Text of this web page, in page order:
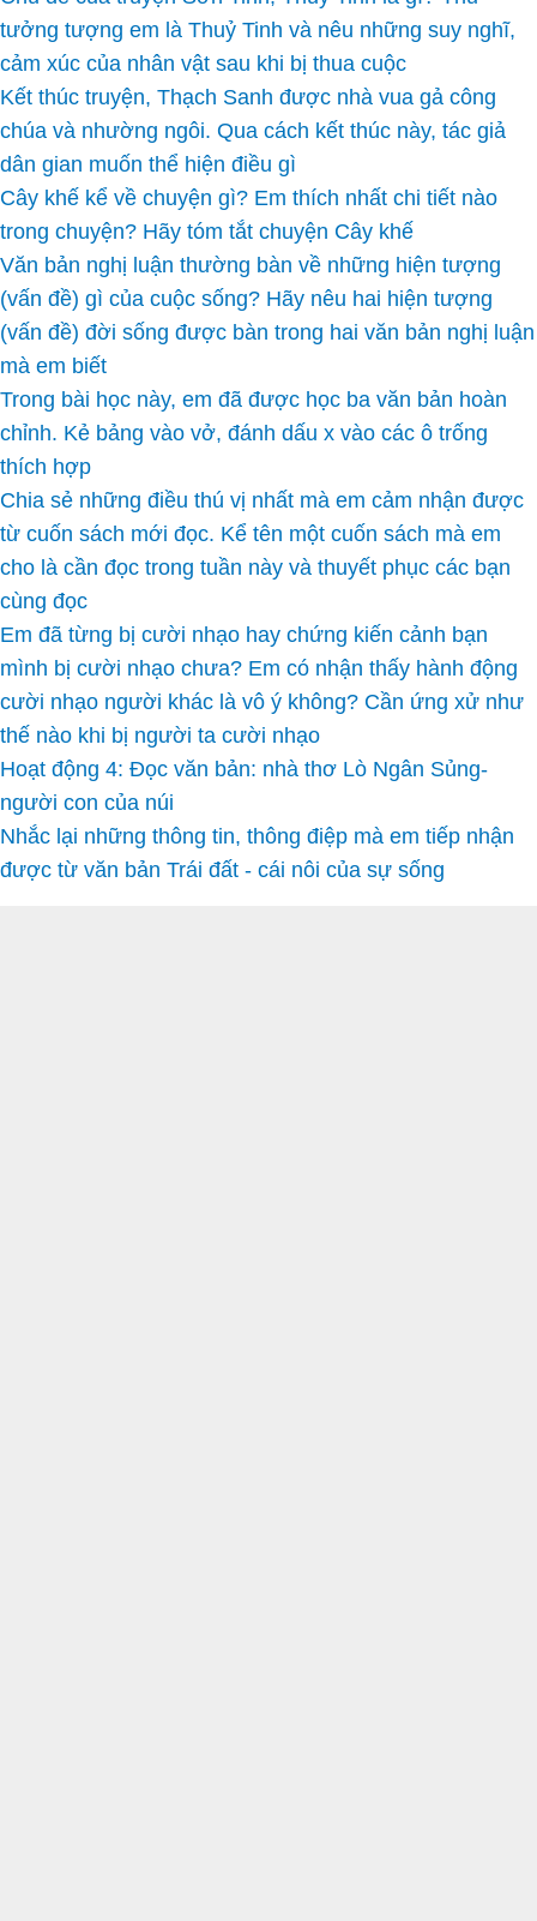
tưởng tượng em là Thuỷ Tinh và nêu những suy nghĩ,
cảm xúc của nhân vật sau khi bị thua cuộc
Kết thúc truyện, Thạch Sanh được nhà vua gả công
chúa và nhường ngôi. Qua cách kết thúc này, tác giả
dân gian muốn thể hiện điều gì
Cây khế kể về chuyện gì? Em thích nhất chi tiết nào
trong chuyện? Hãy tóm tắt chuyện Cây khế
Văn bản nghị luận thường bàn về những hiện tượng
(vấn đề) gì của cuộc sống? Hãy nêu hai hiện tượng
(vấn đề) đời sống được bàn trong hai văn bản nghị luận
mà em biết
Trong bài học này, em đã được học ba văn bản hoàn
chỉnh. Kẻ bảng vào vở, đánh dấu x vào các ô trống
thích hợp
Chia sẻ những điều thú vị nhất mà em cảm nhận được
từ cuốn sách mới đọc. Kể tên một cuốn sách mà em
cho là cần đọc trong tuần này và thuyết phục các bạn
cùng đọc
Em đã từng bị cười nhạo hay chứng kiến cảnh bạn
mình bị cười nhạo chưa? Em có nhận thấy hành động
cười nhạo người khác là vô ý không? Cần ứng xử như
thế nào khi bị người ta cười nhạo
Hoạt động 4: Đọc văn bản: nhà thơ Lò Ngân Sủng-
người con của núi
Nhắc lại những thông tin, thông điệp mà em tiếp nhận
được từ văn bản Trái đất - cái nôi của sự sống